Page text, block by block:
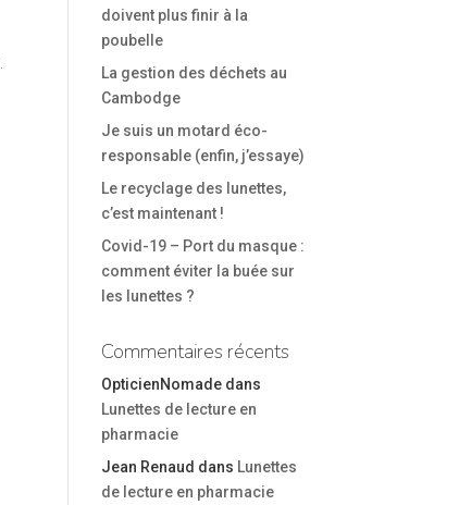
doivent plus finir à la
poubelle
La gestion des déchets au
Cambodge
Je suis un motard éco-
responsable (enfin, j’essaye)
Le recyclage des lunettes,
c’est maintenant !
Covid-19 – Port du masque :
comment éviter la buée sur
les lunettes ?
Commentaires récents
OpticienNomade dans
Lunettes de lecture en
pharmacie
Jean Renaud dans Lunettes
de lecture en pharmacie